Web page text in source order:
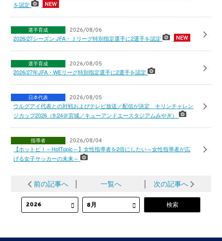
を認定
選手育成 2026/08/06
2026/27シーズン JFA・Ｊリーグ特別指定選手に2選手を認定
選手育成 2026/08/05
2026/27年JFA・WEリーグ特別指定選手に2選手を認定
日本代表 2026/08/05
ウルグアイ代表との対戦およびテレビ放送／配信が決定 キリンチャレン
ジカップ2026（9.24＠宮城／キューアンドエースタジアムみやぎ）
指導者 2026/08/04
【ホットピ！～HotTopic～】女性指導者を2倍にしたい～女性指導者が広
げる女子サッカーの未来～
前の記事へ 一覧へ 次の記事へ